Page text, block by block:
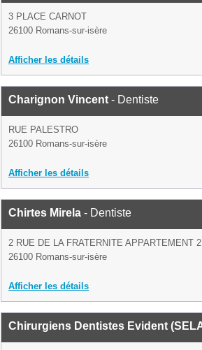
3 PLACE CARNOT
26100 Romans-sur-isère
Afficher les détails
Charignon Vincent - Dentiste
RUE PALESTRO
26100 Romans-sur-isère
Afficher les détails
Chirtes Mirela - Dentiste
2 RUE DE LA FRATERNITE APPARTEMENT 2
26100 Romans-sur-isère
Afficher les détails
Chirurgiens Dentistes Evident